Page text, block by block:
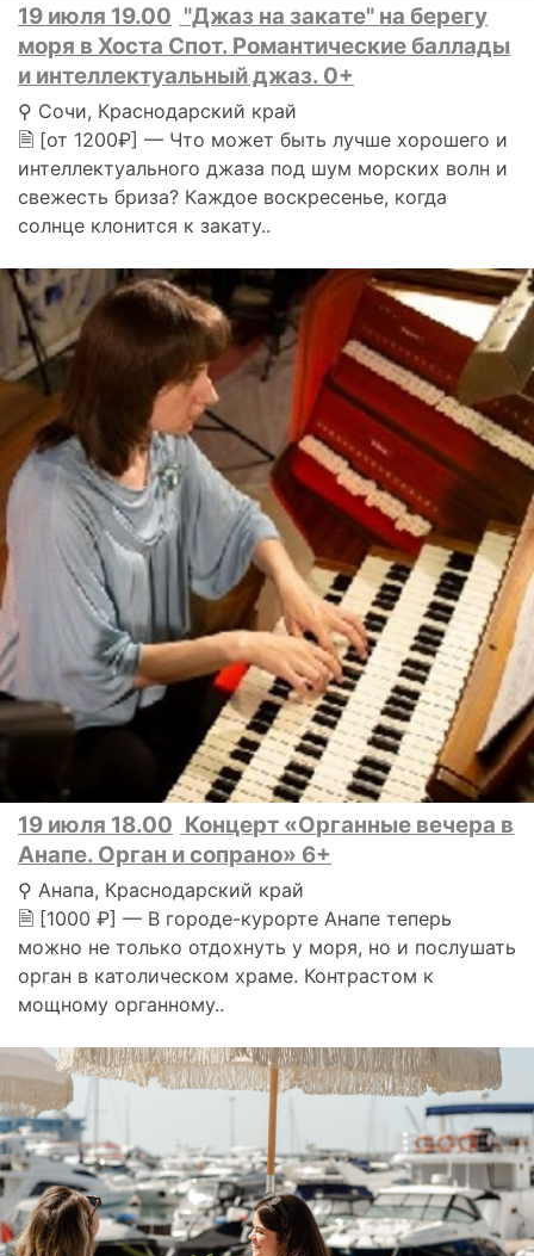
19 июля 19.00 "Джаз на закате" на берегу
моря в Хоста Спот. Романтические баллады
и интеллектуальный джаз. 0+
⚲ Сочи, Краснодарский край
🗎 [от 1200₽] — Что может быть лучше хорошего и
интеллектуального джаза под шум морских волн и
свежесть бриза? Каждое воскресенье, когда
солнце клонится к закату..
19 июля 18.00 Концерт «Органные вечера в
Анапе. Орган и сопрано» 6+
⚲ Анапа, Краснодарский край
🗎 [1000 ₽] — В городе-курорте Анапе теперь
можно не только отдохнуть у моря, но и послушать
орган в католическом храме. Контрастом к
мощному органному..